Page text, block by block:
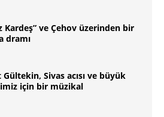
Kardeş” ve Çehov üzerinden bir
dramı
Gültekin, Sivas acısı ve büyük
için bir müzikal